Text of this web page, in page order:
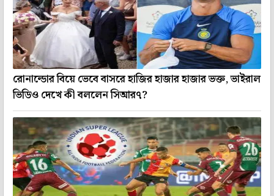
রোনাল্ডোর বিয়ে ভেবে বাসরে হাজির হাজার হাজার ভক্ত, ভাইরাল
ভিডিও দেখে কী বললেন সিআর৭?